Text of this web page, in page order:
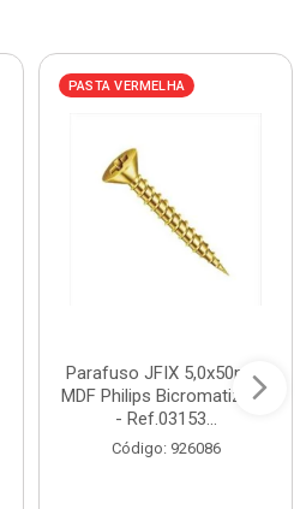
PASTA VERMELHA
Parafuso JFIX 5,0x50mm
MDF Philips Bicromatizado
- Ref.03153...
Código: 926086